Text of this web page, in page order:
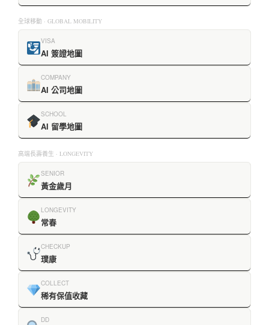
全球移動 · GLOBAL MOBILITY
VISA
AI 簽證地圖
COMPANY
AI 公司地圖
SCHOOL
AI 留學地圖
高端長壽養生 · LONGEVITY
SENIOR
黃金歲月
LONGEVITY
常春
CHECKUP
璞康
COLLECT
稀有保值收藏
DD